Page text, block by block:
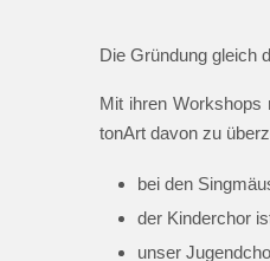
Die Gründung gleich
Mit ihren Workshops
tonArt davon zu
bei den
der Kinderchor
unser